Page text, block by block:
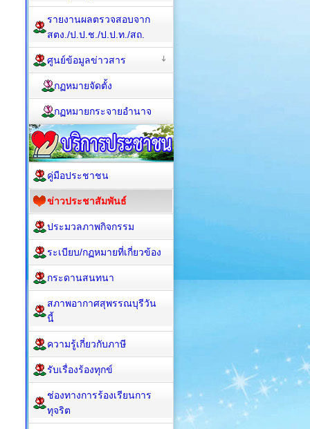
รายงานผลตรวจสอบจาก
สตง./ป.ป.ช./ป.ป.ท./สถ.
ศูนย์ข้อมูลข่าวสาร
กฏหมายจัดตั้ง
กฏหมายกระจายอำนาจ
คู่มือประชาชน
ข่าวประชาสัมพันธ์
ประมวลภาพกิจกรรม
ระเบียบ/กฏหมายที่เกี่ยวข้อง
กระดานสนทนา
สภาพอากาศสุพรรณบุรีวัน
นี้
ความรู้เกี่ยวกับภาษี
รับเรื่องร้องทุกข์
ช่องทางการร้องเรียนการ
ทุจริต